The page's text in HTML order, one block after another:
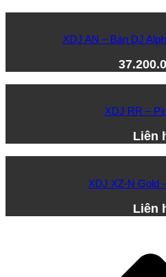
XDJ AN – Bàn DJ
XDJ RR –
Liên
XDJ XZ-N Gold
Liên